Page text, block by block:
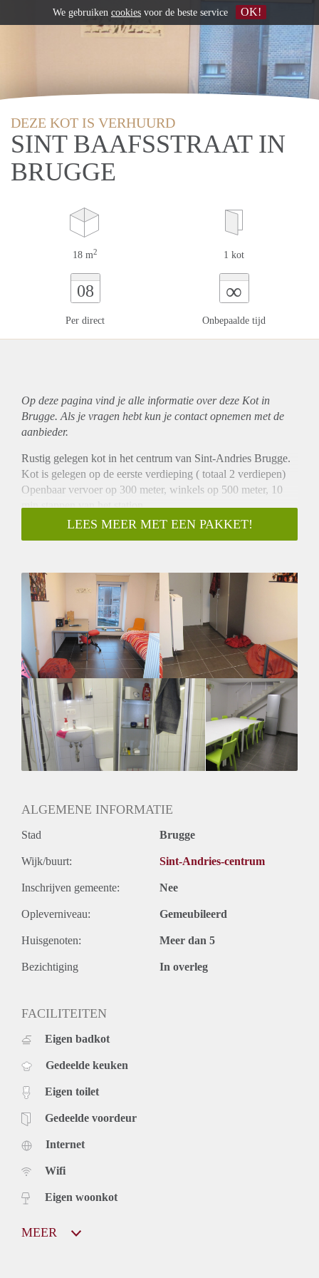
DEZE KOT IS VERHUURD
SINT BAAFSSTRAAT IN
BRUGGE
18 m2 1 kot
08
Per direct
∞
Onbepaalde tijd
Op deze pagina vind je alle informatie over deze Kot in
Brugge. Als je vragen hebt kun je contact opnemen met de
aanbieder.
Rustig gelegen kot in het centrum van Sint-Andries Brugge.
Kot is gelegen op de eerste verdieping ( totaal 2 verdiepen)
Openbaar vervoer op 300 meter, winkels op 500 meter, 10
min stappen van het station.
Kot met eigen sanitair ( douche, lavabo en wc). Gezamelijke
keuken, zeer ruim. Afgesloten fietsenberging.
LEES MEER MET EEN PAKKET!
ALGEMENE INFORMATIE
Stad Brugge
Wijk/buurt: Sint-Andries-centrum
Inschrijven gemeente: Nee
Opleverniveau: Gemeubileerd
Huisgenoten: Meer dan 5
Bezichtiging In overleg
FACILITEITEN
Eigen badkot
Gedeelde keuken
Eigen toilet
Gedeelde voordeur
Internet
Wifi
Eigen woonkot
MEER
We gebruiken cookies voor de beste service OK!